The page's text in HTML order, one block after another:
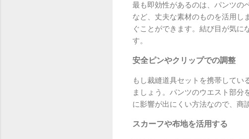
最も即効性があるのは、パンツの
など、丈夫な素材のものを活用し
ぐことができます。結び目が気に
す。
安全ピンやクリップでの調整
もし裁縫道具セットを携帯してい
ましょう。パンツのウエスト部分
に影響が出にくい方法なので、商
スカーフや布地を活用する